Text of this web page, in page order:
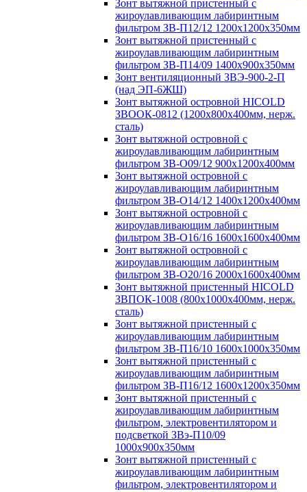
Зонт вытяжной пристенный с
жироулавливающим лабиринтным
фильтром ЗВ-П12/12 1200х1200х350мм
Зонт вытяжной пристенный с
жироулавливающим лабиринтным
фильтром ЗВ-П14/09 1400х900х350мм
Зонт вентиляционный ЗВЭ-900-2-П
(над ЭП-6ЖШ)
Зонт вытяжной островной HICOLD
ЗВООК-0812 (1200х800x400мм, нерж.
сталь)
Зонт вытяжной островной с
жироулавливающим лабиринтным
фильтром ЗВ-О09/12 900х1200х400мм
Зонт вытяжной островной с
жироулавливающим лабиринтным
фильтром ЗВ-О14/12 1400х1200х400мм
Зонт вытяжной островной с
жироулавливающим лабиринтным
фильтром ЗВ-О16/16 1600х1600х400мм
Зонт вытяжной островной с
жироулавливающим лабиринтным
фильтром ЗВ-О20/16 2000х1600х400мм
Зонт вытяжной пристенный HICOLD
ЗВПОК-1008 (800х1000х400мм, нерж.
сталь)
Зонт вытяжной пристенный с
жироулавливающим лабиринтным
фильтром ЗВ-П16/10 1600х1000х350мм
Зонт вытяжной пристенный с
жироулавливающим лабиринтным
фильтром ЗВ-П16/12 1600х1200х350мм
Зонт вытяжной пристенный с
жироулавливающим лабиринтным
фильтром, электровентилятором и
подсветкой ЗВэ-П10/09
1000х900х350мм
Зонт вытяжной пристенный с
жироулавливающим лабиринтным
фильтром, электровентилятором и